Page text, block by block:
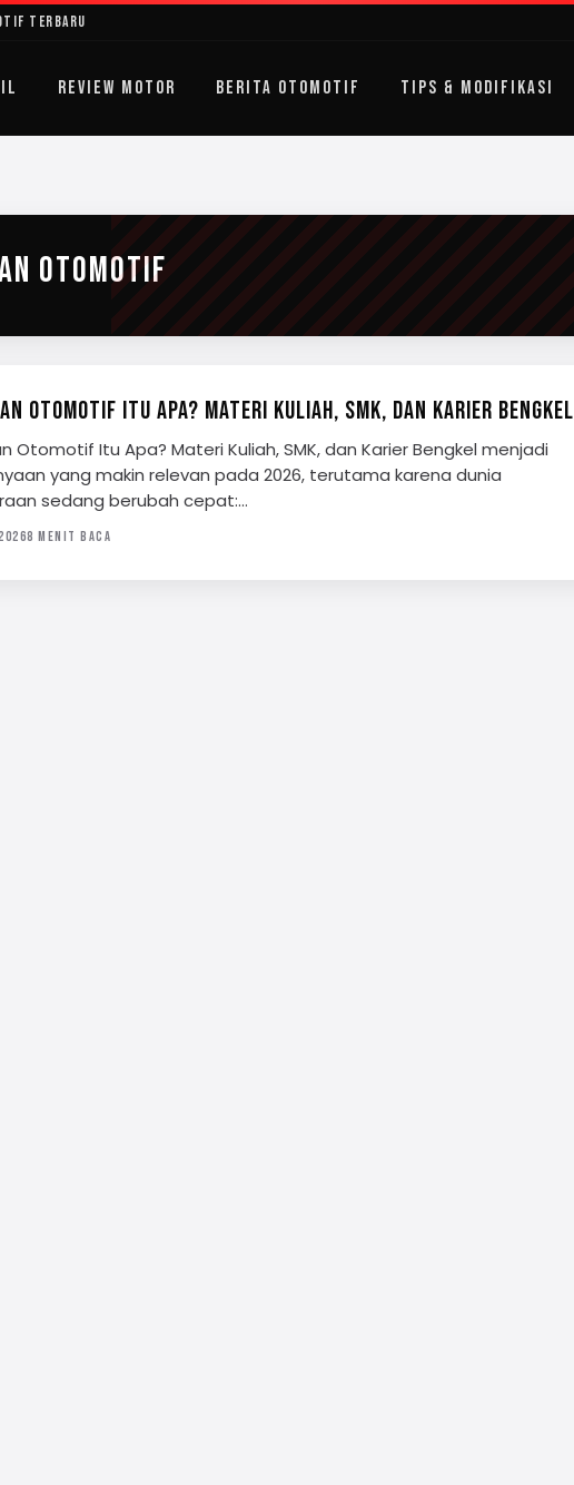
Terbaru
REVIEW MOTOR BERITA OTOMOTIF TIPS & MODIFIKASI
OTOMOTIF
OTOMOTIF ITU APA? MATERI KULIAH, SMK, DAN KARIER BENGKEL
Otomotif Itu Apa? Materi Kuliah, SMK, dan Karier Bengkel menjadi
yang makin relevan pada 2026, terutama karena dunia
sedang berubah cepat:…
8 MENIT BACA